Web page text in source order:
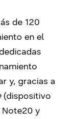
de 120
en el
y, gracias a
(dispositivo
y